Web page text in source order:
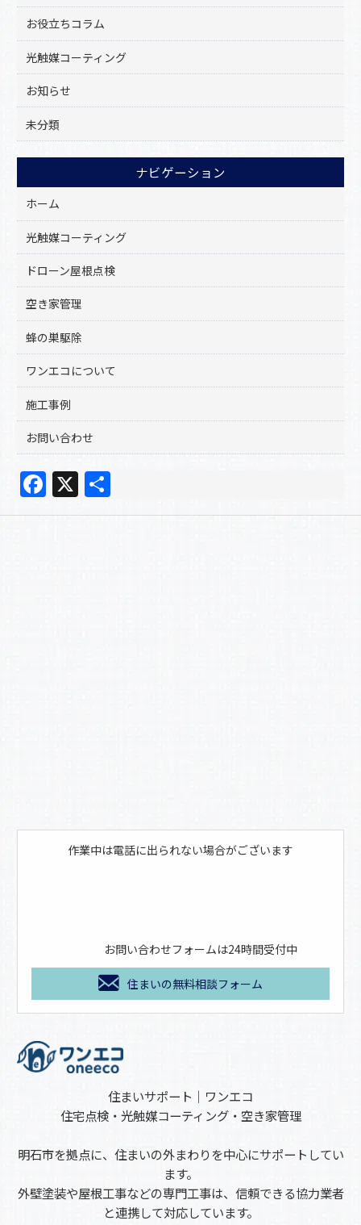
お役立ちコラム
光触媒コーティング
お知らせ
未分類
ナビゲーション
ホーム
光触媒コーティング
ドローン屋根点検
空き家管理
蜂の巣駆除
ワンエコについて
施工事例
お問い合わせ
F
a
X
有
作業中は電話に出られない場合がございます
お問い合わせフォームは24時間受付中
住まいの無料相談フォーム
住まいサポート｜ワンエコ
住宅点検・光触媒コーティング・空き家管理
明石市を拠点に、住まいの外まわりを中心にサポートしてい
ます。
外壁塗装や屋根工事などの専門工事は、信頼できる協力業者
と連携して対応しています。